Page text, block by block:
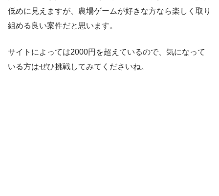
低めに見えますが、農場ゲームが好きな方なら楽しく取り
組める良い案件だと思います。
サイトによっては2000円を超えているので、気になって
いる方はぜひ挑戦してみてくださいね。